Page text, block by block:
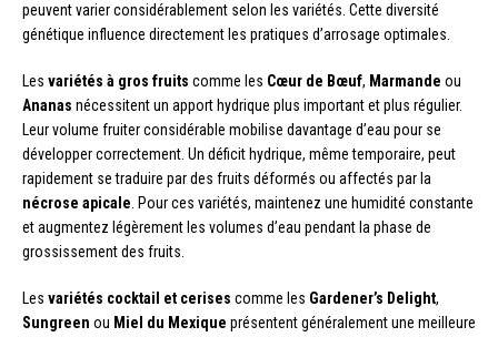
peuvent varier considérablement selon les variétés. Cette diversité
génétique influence directement les pratiques d’arrosage optimales.
Les variétés à gros fruits comme les Cœur de Bœuf, Marmande ou
Ananas nécessitent un apport hydrique plus important et plus régulier.
Leur volume fruiter considérable mobilise davantage d’eau pour se
développer correctement. Un déficit hydrique, même temporaire, peut
rapidement se traduire par des fruits déformés ou affectés par la
nécrose apicale. Pour ces variétés, maintenez une humidité constante
et augmentez légèrement les volumes d’eau pendant la phase de
grossissement des fruits.
Les variétés cocktail et cerises comme les Gardener’s Delight,
Sungreen ou Miel du Mexique présentent généralement une meilleure